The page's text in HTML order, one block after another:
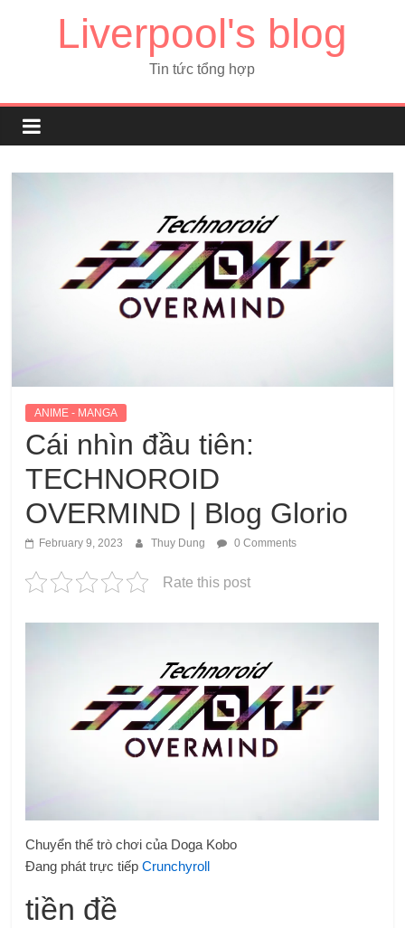
Liverpool's blog
Tin tức tổng hợp
ANIME - MANGA
Cái nhìn đầu tiên:
TECHNOROID
OVERMIND | Blog Glorio
February 9, 2023 Thuy Dung 0 Comments
Rate this post
Chuyển thể trò chơi của Doga Kobo
Đang phát trực tiếpCrunchyroll
tiền đề